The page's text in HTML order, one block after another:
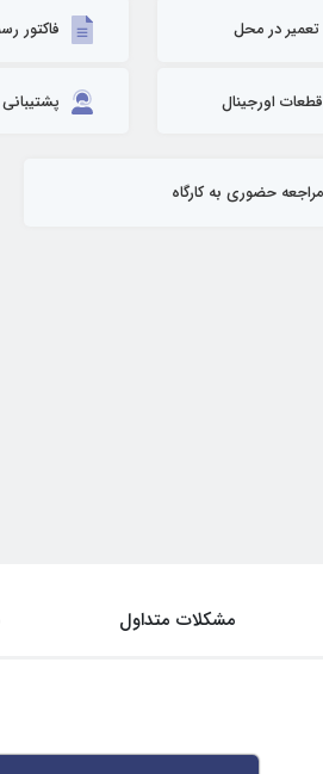
تعمیر در محل فاکتور
قطعات اورجینال پشتیبانی 24 ساعته
مراجعه حضوری به کارگاه
مشکلات متداول